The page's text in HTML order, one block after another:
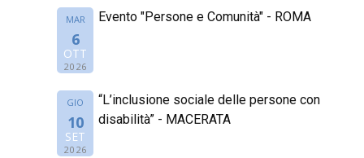
MAR
6
OTT
2026
Evento "Persone e Comunità" - ROMA
GIO
10
SET
2026
“L’inclusione sociale delle persone con
disabilità” - MACERATA